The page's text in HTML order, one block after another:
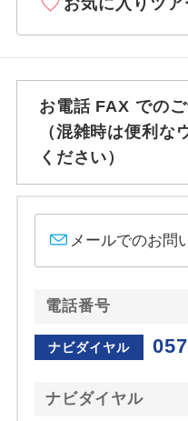
お電話 FAX での
（混雑時は便利な
ください）
メールでのお問
電話番号
ナビダイヤル
ナビダイヤル